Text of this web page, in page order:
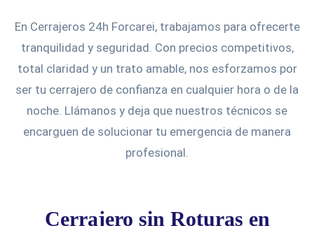
En Cerrajeros 24h Forcarei, trabajamos para ofrecerte
tranquilidad y seguridad. Con precios competitivos,
total claridad y un trato amable, nos esforzamos por
ser tu cerrajero de confianza en cualquier hora o de la
noche. Llámanos y deja que nuestros técnicos se
encarguen de solucionar tu emergencia de manera
profesional.
Cerrajero sin Roturas en